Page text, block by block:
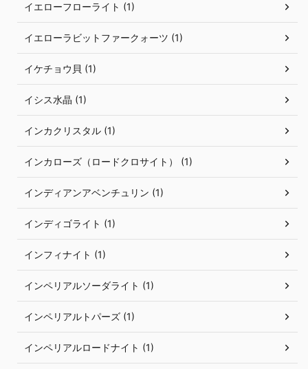
イエローフローライト (1)
イエローラビットファークォーツ (1)
イケチョウ貝 (1)
イシス水晶 (1)
インカクリスタル (1)
インカローズ（ロードクロサイト） (1)
インディアンアベンチュリン (1)
インディゴライト (1)
インフィナイト (1)
インペリアルソーダライト (1)
インペリアルトパーズ (1)
インペリアルロードナイト (1)